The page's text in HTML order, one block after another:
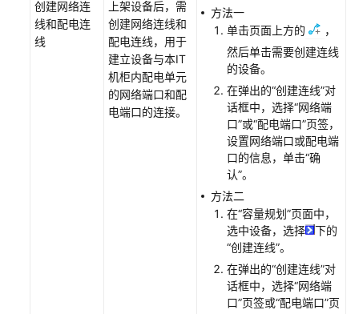
理
创建网络连
线和配电连
线
上架设备后，需
创建网络连线和
配电连线，用于
建立设备与本IT
机柜内配电单元
的网络端口和配
电端口的连接。
方法一
单击页面上方的
，
然后单击需要创建连线
的设备。
在弹出的“创建连线”对
话框中，选择“网络端
口”或“配电端口”页签，
设置网络端口或配电端
口的信息，单击“确
认”。
方法二
在“容量规划”页面中，
选中设备，选择
下的
“创建连线”。
在弹出的“创建连线”对
话框中，选择“网络端
口”页签或“配电端口”页